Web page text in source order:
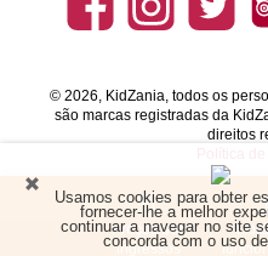
Preços dos
ingressos
Usamos cookies para obter
fornecer-lhe a melhor
continuar a navegar no site
concorda com o uso
© 2026, KidZania, todos os
são marcas registradas da
direitos